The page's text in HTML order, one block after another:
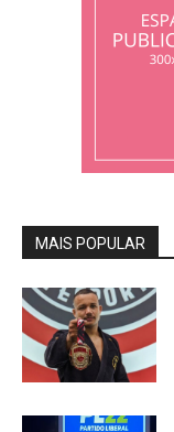
MAIS POPULAR